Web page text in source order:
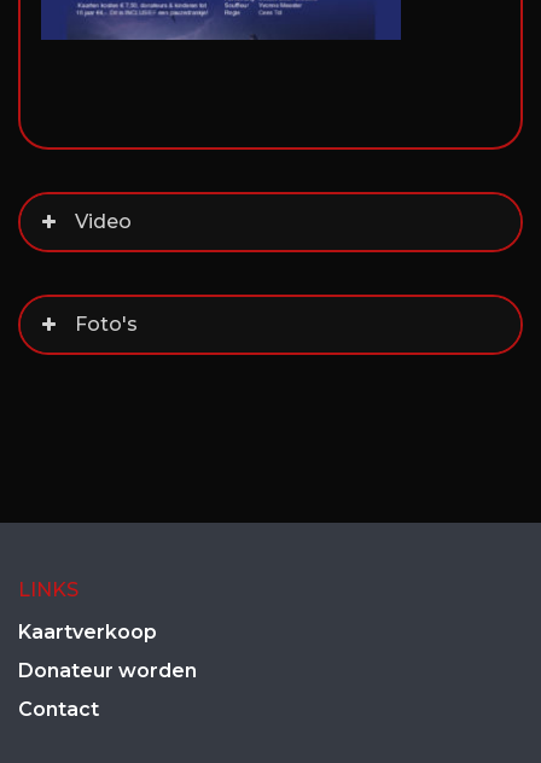
Video
Foto's
LINKS
Kaartverkoop
Donateur worden
Contact